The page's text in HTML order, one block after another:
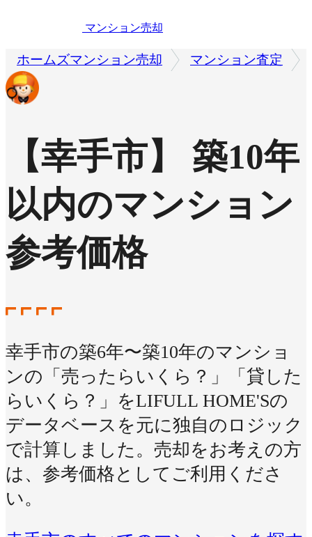
マンション売却
ホームズマンション売却 マンション査定
【幸手市】 築10年
以内のマンション
参考価格
幸手市の築6年〜築10年のマンショ
ンの「売ったらいくら？」「貸した
らいくら？」をLIFULL HOME'Sの
データベースを元に独自のロジック
で計算しました。売却をお考えの方
は、参考価格としてご利用くださ
い。